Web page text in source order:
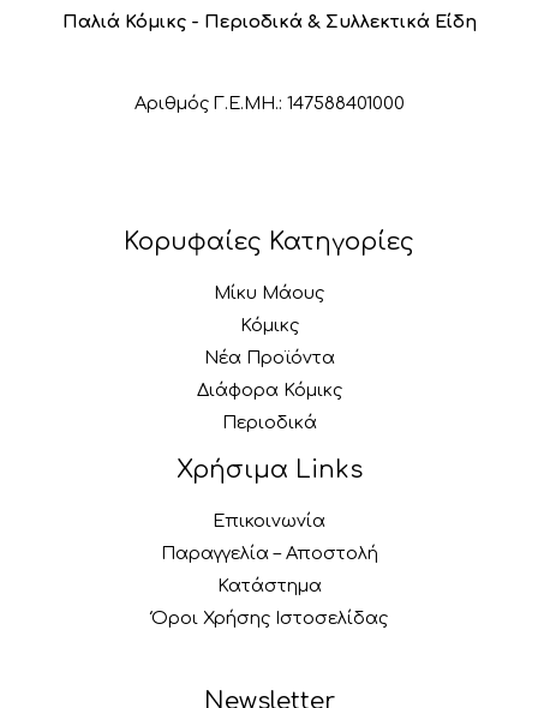
Παλιά Κόμικς - Περιοδικά & Συλλεκτικά Είδη
Αριθμός Γ.Ε.ΜΗ.: 147588401000
Κορυφαίες Κατηγορίες
Μίκυ Μάους
Κόμικς
Νέα Προϊόντα
Διάφορα Κόμικς
Περιοδικά
Χρήσιμα Links
Επικοινωνία
Παραγγελία – Αποστολή
Κατάστημα
Όροι Χρήσης Ιστοσελίδας
Newsletter